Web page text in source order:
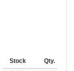
144-287 288 + More
Stock Qty.